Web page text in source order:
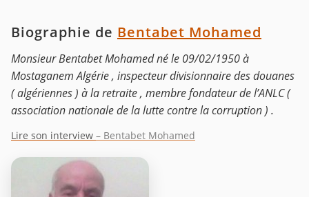
Biographie de Bentabet Mohamed
Monsieur Bentabet Mohamed né le 09/02/1950 à
Mostaganem Algérie , inspecteur divisionnaire des douanes
( algériennes ) à la retraite , membre fondateur de l’ANLC (
association nationale de la lutte contre la corruption ) .
Lire son interview – Bentabet Mohamed